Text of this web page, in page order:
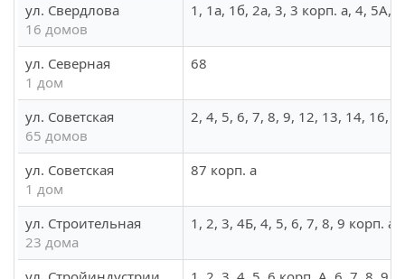
ул. Свердлова
16 домов
1, 1а, 1б, 2а, 3, 3 корп. а, 4, 5А,
ул. Северная
1 дом
68
ул. Советская
65 домов
2, 4, 5, 6, 7, 8, 9, 12, 13, 14, 16,
ул. Советская
1 дом
87 корп. а
ул. Строительная
23 дома
1, 2, 3, 4Б, 4, 5, 6, 7, 8, 9 корп.